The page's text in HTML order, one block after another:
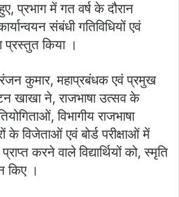
प्रभाग में गत वर्ष के दौरान
संबंधी गतिविधियों एवं
प्रस्‍तुत किया ।
कुमार, महाप्रबंधक एवं प्रमुख
खाखा ने, राजभाषा उत्सव के
विभागीय राजभाषा
के विजेताओं एवं बोर्ड परीक्षाओं में
करने वाले विद्यार्थियों को, स्‍मृति
किए ।